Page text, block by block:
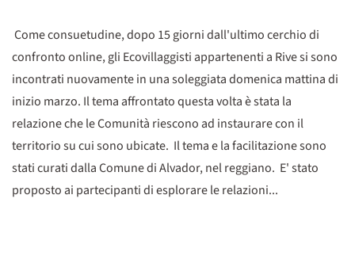
Come consuetudine, dopo 15 giorni dall'ultimo cerchio di
confronto online, gli Ecovillaggisti appartenenti a Rive si sono
incontrati nuovamente in una soleggiata domenica mattina di
inizio marzo. Il tema affrontato questa volta è stata la
relazione che le Comunità riescono ad instaurare con il
territorio su cui sono ubicate. Il tema e la facilitazione sono
stati curati dalla Comune di Alvador, nel reggiano. E' stato
proposto ai partecipanti di esplorare le relazioni...